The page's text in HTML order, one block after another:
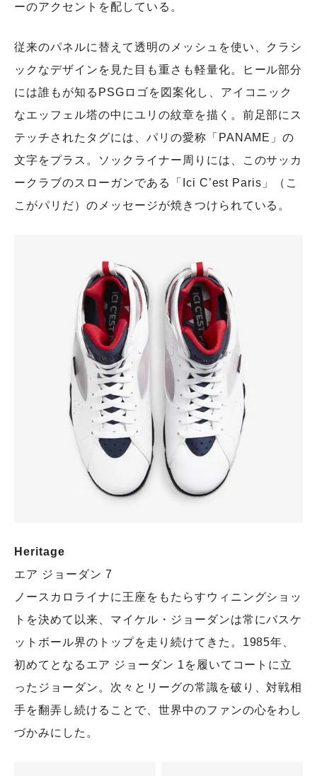
ーのアクセントを配している。
従来のパネルに替えて透明のメッシュを使い、クラシ
ックなデザインを見た目も重さも軽量化。ヒール部分
には誰もが知るPSGロゴを図案化し、アイコニック
なエッフェル塔の中にユリの紋章を描く。前足部にス
テッチされたタグには、パリの愛称「PANAME」の
文字をプラス。ソックライナー周りには、このサッカ
ークラブのスローガンである「Ici C’est Paris」（こ
こがパリだ）のメッセージが焼きつけられている。
Heritage
エア ジョーダン 7
ノースカロライナに王座をもたらすウィニングショッ
トを決めて以来、マイケル・ジョーダンは常にバスケ
ットボール界のトップを走り続けてきた。1985年、
初めてとなるエア ジョーダン 1を履いてコートに立
ったジョーダン。次々とリーグの常識を破り、対戦相
手を翻弄し続けることで、世界中のファンの心をわし
づかみにした。